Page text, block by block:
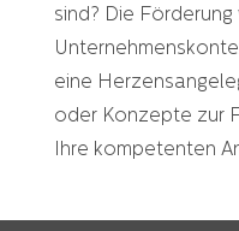
sind? Die Förderung
eine
oder Konzepte zur
Ihre kompetenten